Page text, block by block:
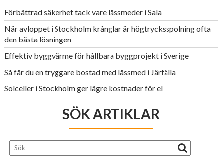
Förbättrad säkerhet tack vare låssmeder i Sala
När avloppet i Stockholm krånglar är högtrycksspolning ofta
den bästa lösningen
Effektiv byggvärme för hållbara byggprojekt i Sverige
Så får du en tryggare bostad med låssmed i Järfälla
Solceller i Stockholm ger lägre kostnader för el
SÖK ARTIKLAR